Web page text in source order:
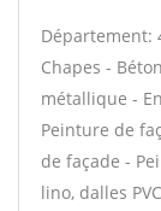
Département:
Chapes -
métallique -
Peinture de
de façade -
lino, dalles